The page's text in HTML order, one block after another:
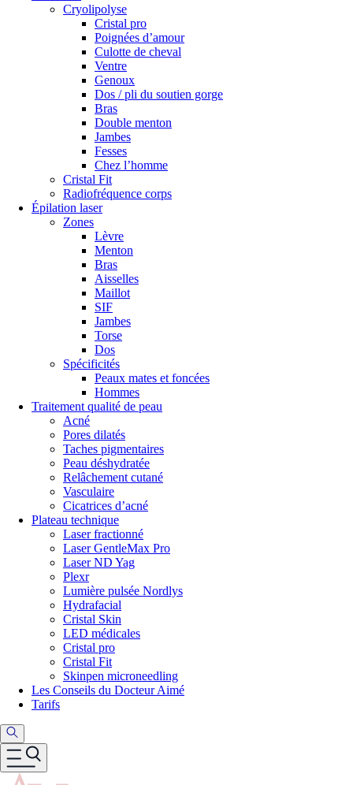
Cryolipolyse
Cristal pro
Poignées d’amour
Culotte de cheval
Ventre
Genoux
Dos / pli du soutien gorge
Bras
Double menton
Jambes
Fesses
Chez l’homme
Cristal Fit
Radiofréquence corps
Épilation laser
Zones
Lèvre
Menton
Bras
Aisselles
Maillot
SIF
Jambes
Torse
Dos
Spécificités
Peaux mates et foncées
Hommes
Traitement qualité de peau
Acné
Pores dilatés
Taches pigmentaires
Peau déshydratée
Relâchement cutané
Vasculaire
Cicatrices d’acné
Plateau technique
Laser fractionné
Laser GentleMax Pro
Laser ND Yag
Plexr
Lumière pulsée Nordlys
Hydrafacial
Cristal Skin
LED médicales
Cristal pro
Cristal Fit
Skinpen microneedling
Les Conseils du Docteur Aimé
Tarifs